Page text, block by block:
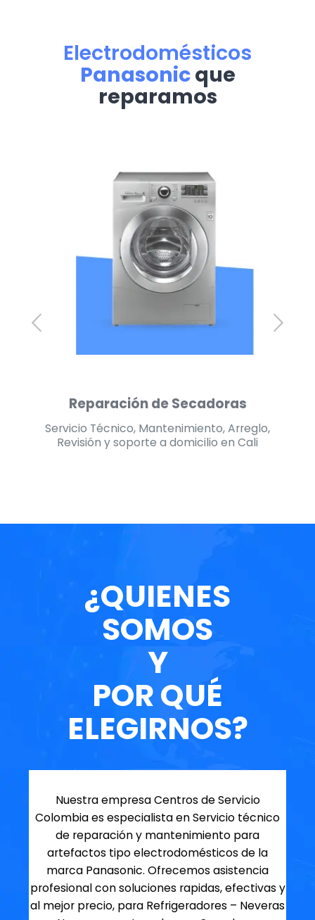
Electrodomésticos
Panasonicque
reparamos
Reparación de Nevecones
Servicio Técnico, Mantenimiento, Arreglo,
Revisión y soporte a domicilio en Cali
¿QUIENES
SOMOS
Y
POR QUÉ
ELEGIRNOS?
Nuestra empresa Centros de Servicio
Colombia es especialista en Servicio técnico
de reparación y mantenimiento para
artefactos tipo electrodomésticos de la
marca Panasonic. Ofrecemos asistencia
profesional con soluciones rapidas, efectivas y
al mejor precio, para Refrigeradores – Neveras